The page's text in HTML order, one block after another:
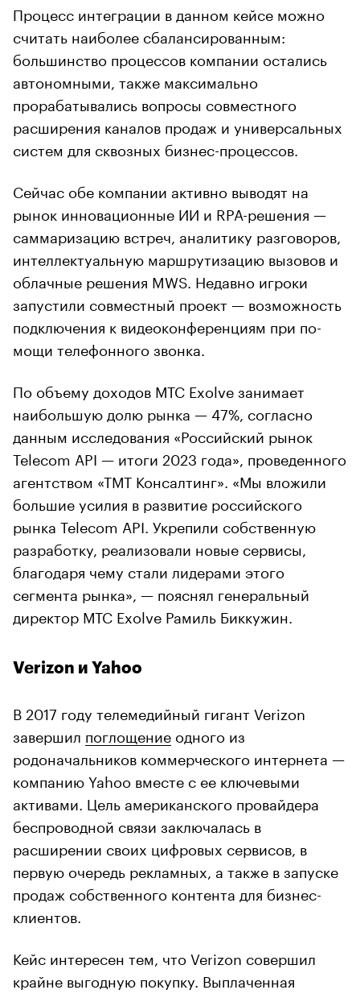
Процесс интеграции в данном кейсе можно
считать наиболее сбалансированным:
большинство процессов компании остались
автономными, также максимально
прорабатывались вопросы совместного
расширения каналов продаж и универсальных
систем для сквозных бизнес-процессов.
Сейчас обе компании активно выводят на
рынок инновационные ИИ и RPA-решения —
саммаризацию встреч, аналитику разговоров,
интеллектуальную маршрутизацию вызовов и
облачные решения MWS. Недавно игроки
запустили совместный проект — воз­мож­ность
под­клю­чения к ви­део­кон­фе­рен­циям при по­
мощи те­лефон­но­го звон­ка.
По объему доходов МТС Exolve занимает
наибольшую долю рынка — 47%, согласно
данным исследования «Российский рынок
Telecom API — итоги 2023 года», проведенного
агентством «ТМТ Консалтинг». «Мы вложили
большие усилия в развитие российского
рынка Telecom API. Укрепили собственную
разработку, реализовали новые сервисы,
благодаря чему стали лидерами этого
сегмента рынка», — пояснял генеральный
директор МТС Exolve Рамиль Биккужин.
Verizon и Yahoo
В 2017 году телемедийный гигант Verizon
завершил поглощение одного из
родоначальников коммерческого интернета —
компанию Yahoo вместе с ее ключевыми
активами. Цель американского провайдера
беспроводной связи заключалась в
расширении своих цифровых сервисов, в
первую очередь рекламных, а также в запуске
продаж собственного контента для бизнес-
клиентов.
Кейс интересен тем, что Verizon совершил
крайне выгодную покупку. Выплаченная